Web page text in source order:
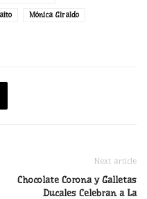
Mónica Giraldo
Next article
Chocolate Corona y Galletas
Ducales Celebran a La